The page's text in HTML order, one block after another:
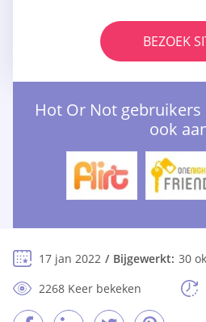
BEZOEK
Hot Or Not
ook
17 jan 2022 Bijgewerkt: 30
2268 Keer bekeken